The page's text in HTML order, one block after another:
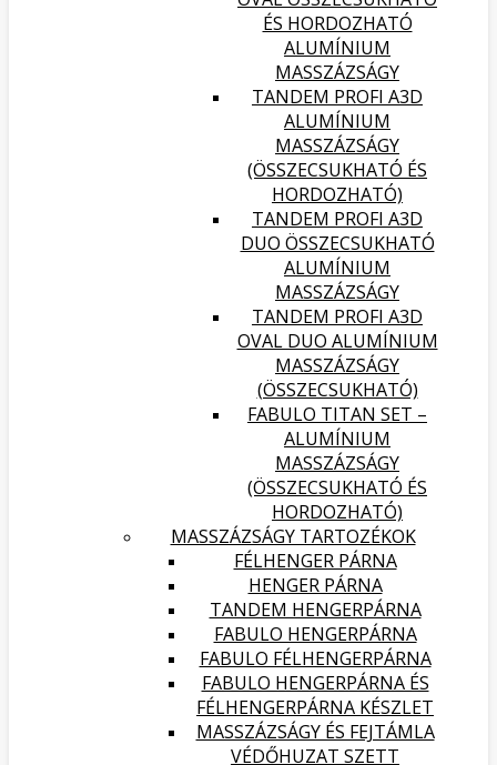
ÉS HORDOZHATÓ
ALUMÍNIUM
MASSZÁZSÁGY
TANDEM PROFI A3D
ALUMÍNIUM
MASSZÁZSÁGY
(ÖSSZECSUKHATÓ ÉS
HORDOZHATÓ)
TANDEM PROFI A3D
DUO ÖSSZECSUKHATÓ
ALUMÍNIUM
MASSZÁZSÁGY
TANDEM PROFI A3D
OVAL DUO ALUMÍNIUM
MASSZÁZSÁGY
(ÖSSZECSUKHATÓ)
FABULO TITAN SET –
ALUMÍNIUM
MASSZÁZSÁGY
(ÖSSZECSUKHATÓ ÉS
HORDOZHATÓ)
MASSZÁZSÁGY TARTOZÉKOK
FÉLHENGER PÁRNA
HENGER PÁRNA
TANDEM HENGERPÁRNA
FABULO HENGERPÁRNA
FABULO FÉLHENGERPÁRNA
FABULO HENGERPÁRNA ÉS
FÉLHENGERPÁRNA KÉSZLET
MASSZÁZSÁGY ÉS FEJTÁMLA
VÉDŐHUZAT SZETT